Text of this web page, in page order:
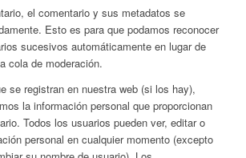
el comentario y sus metadatos se
Esto es para que podamos reconocer
sucesivos automáticamente en lugar de
cola de moderación.
se registran en nuestra web (si los hay),
la información personal que proporcionan
Todos los usuarios pueden ver, editar o
personal en cualquier momento (excepto